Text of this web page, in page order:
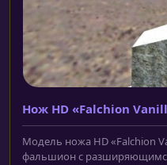
Нож HD «Falchion
Модель ножа HD «Falchion
фальшион с